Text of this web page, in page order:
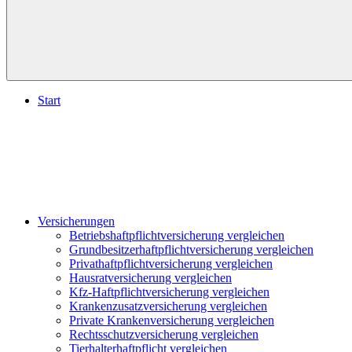
Start
Versicherungen
Betriebshaftpflichtversicherung vergleichen
Grundbesitzerhaftpflichtversicherung vergleichen
Privathaftpflichtversicherung vergleichen
Hausratversicherung vergleichen
Kfz-Haftpflichtversicherung vergleichen
Krankenzusatzversicherung vergleichen
Private Krankenversicherung vergleichen
Rechtsschutzversicherung vergleichen
Tierhalterhaftpflicht vergleichen